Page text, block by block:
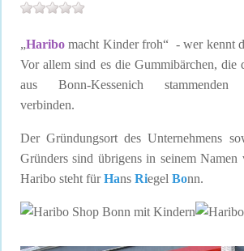
„Haribomacht Kinder froh“ - wer kennt
Vor allem sind es die Gummibärchen,
aus Bonn-Kessenich stammenden
verbinden.
Der Gründungsort des Unternehmens
Gründers sind übrigens in seinem Namen
Haribo steht fürHans Riegel Bonn.